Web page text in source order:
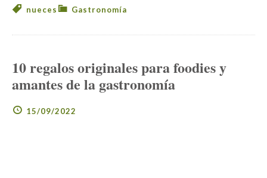
Gastronomía
nueces
10 regalos originales para foodies y
amantes de la gastronomía
15/09/2022